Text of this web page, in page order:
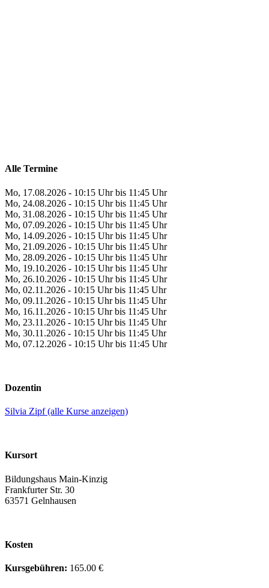
Alle Termine
Mo, 17.08.2026 - 10:15 Uhr bis 11:45 Uhr
Mo, 24.08.2026 - 10:15 Uhr bis 11:45 Uhr
Mo, 31.08.2026 - 10:15 Uhr bis 11:45 Uhr
Mo, 07.09.2026 - 10:15 Uhr bis 11:45 Uhr
Mo, 14.09.2026 - 10:15 Uhr bis 11:45 Uhr
Mo, 21.09.2026 - 10:15 Uhr bis 11:45 Uhr
Mo, 28.09.2026 - 10:15 Uhr bis 11:45 Uhr
Mo, 19.10.2026 - 10:15 Uhr bis 11:45 Uhr
Mo, 26.10.2026 - 10:15 Uhr bis 11:45 Uhr
Mo, 02.11.2026 - 10:15 Uhr bis 11:45 Uhr
Mo, 09.11.2026 - 10:15 Uhr bis 11:45 Uhr
Mo, 16.11.2026 - 10:15 Uhr bis 11:45 Uhr
Mo, 23.11.2026 - 10:15 Uhr bis 11:45 Uhr
Mo, 30.11.2026 - 10:15 Uhr bis 11:45 Uhr
Mo, 07.12.2026 - 10:15 Uhr bis 11:45 Uhr
Dozentin
Silvia Zipf (alle Kurse anzeigen)
Kursort
Bildungshaus Main-Kinzig
Frankfurter Str. 30
63571 Gelnhausen
Kosten
Kursgebühren: 165.00 €